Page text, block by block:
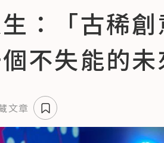
：「古稀
不失能的未
文章